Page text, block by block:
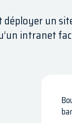
un
intranet